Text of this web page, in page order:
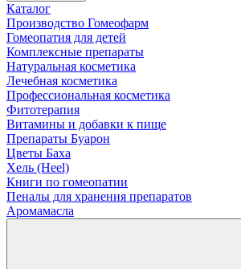
Каталог
Производство Гомеофарм
Гомеопатия для детей
Комплексные препараты
Натуральная косметика
Лечебная косметика
Профессиональная косметика
Фитотерапия
Витамины и добавки к пище
Препараты Буарон
Цветы Баха
Хель (Heel)
Книги по гомеопатии
Пеналы для хранения препаратов
Аромамасла